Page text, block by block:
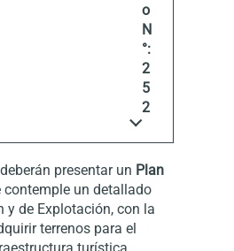
o
N
°:
2
5
2
presentar un Plan
contemple un detallado
y de Explotación, con la
terrenos para el